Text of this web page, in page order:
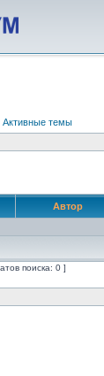
Активные темы
Автор
поиска: 0 ]